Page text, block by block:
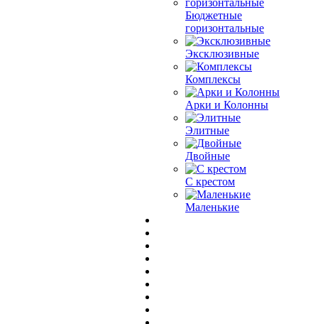
Бюджетные
горизонтальные
Эксклюзивные
Комплексы
Арки и Колонны
Элитные
Двойные
С крестом
Маленькие